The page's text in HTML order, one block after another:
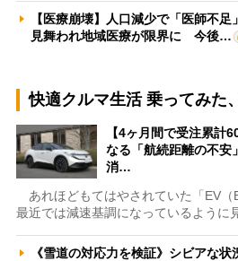
【医療崩壊】人口減少で「医師不
見舞われ地域医療が限界に 今後…
快適クルマ生活 乗ってみた
【4ヶ月間で受注累計
なる「航続距離の不安
消…
あれほどもてはやされていた「EV（
最近では減速基調になっているように
《雪道の対応力を検証》シビアな